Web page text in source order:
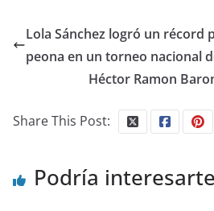
Lola Sánchez logró un récord
peona en un torneo nacional
Héctor Ramon
Share This Post:
Podría interesarte